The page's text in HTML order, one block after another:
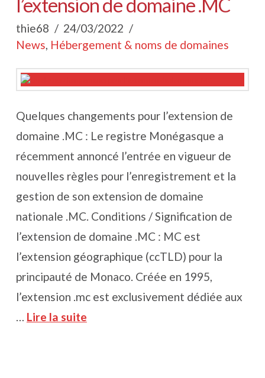
l’extension de domaine .MC
thie68
24/03/2022
News, Hébergement & noms de domaines
Quelques changements pour l’extension de
domaine .MC : Le registre Monégasque a
récemment annoncé l’entrée en vigueur de
nouvelles règles pour l’enregistrement et la
gestion de son extension de domaine
nationale .MC. Conditions / Signification de
l’extension de domaine .MC : MC est
l’extension géographique (ccTLD) pour la
principauté de Monaco. Créée en 1995,
l’extension .mc est exclusivement dédiée aux
… Lire la suite